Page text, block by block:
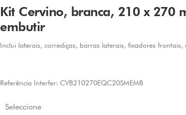
Kit Cervino, branca, 210 x 270
embutir
Inclui laterais, corrediças, barras laterais, fixadores frontais,
Referência Interfer: CVB210270EQC20SMEMB
Seleccione